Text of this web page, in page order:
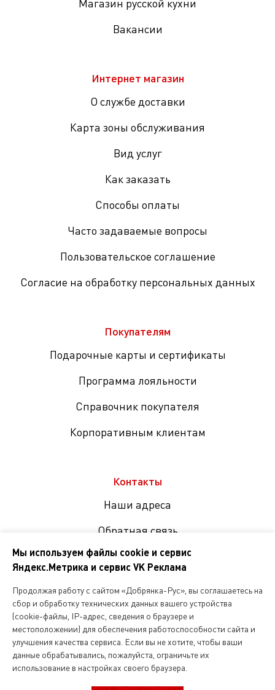
Магазин русской кухни
Вакансии
Интернет магазин
О службе доставки
Карта зоны обслуживания
Вид услуг
Как заказать
Способы оплаты
Часто задаваемые вопросы
Пользовательское соглашение
Согласие на обработку персональных данных
Покупателям
Подарочные карты и сертификаты
Программа лояльности
Справочник покупателя
Корпоративным клиентам
Контакты
Наши адреса
Обратная связь
соцсетях
Копирование и любое другое использование информации,
размещенной на сайте Dobryanka-rus.ru
допускается исключительно с письменного разрешения ООО
«Русская поварня»
Мы используем файлы cookie и сервис
Яндекс.Метрика и сервис VK Реклама
Продолжая работу с сайтом «Добрянка-Рус», вы соглашаетесь на
сбор и обработку технических данных вашего устройства
(cookie-файлы, IP-адрес, сведения о браузере и
местоположении) для обеспечения работоспособности сайта и
улучшения качества сервиса. Если вы не хотите, чтобы ваши
данные обрабатывались, пожалуйста, ограничьте их
использование в настройках своего браузера.